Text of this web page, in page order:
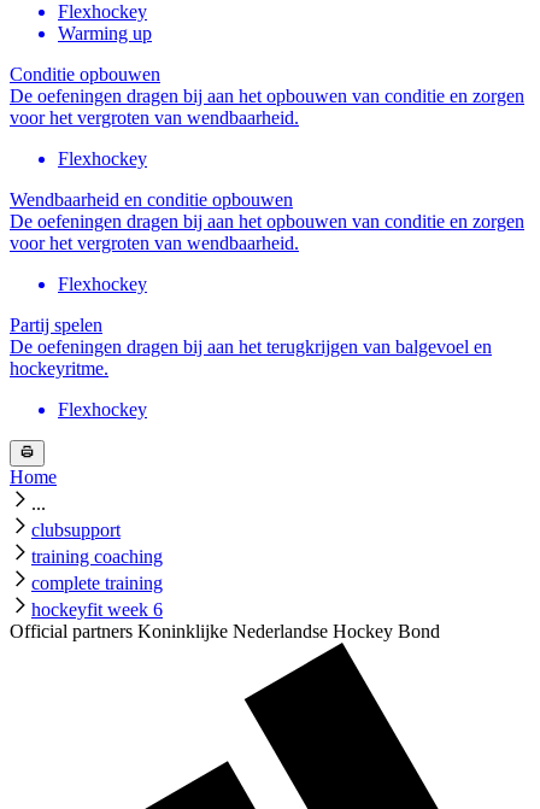
Flexhockey
Warming up
Conditie opbouwen
De oefeningen dragen bij aan het opbouwen van conditie en zorgen
voor het vergroten van wendbaarheid.
Flexhockey
Wendbaarheid en conditie opbouwen
De oefeningen dragen bij aan het opbouwen van conditie en zorgen
voor het vergroten van wendbaarheid.
Flexhockey
Partij spelen
De oefeningen dragen bij aan het terugkrijgen van balgevoel en
hockeyritme.
Flexhockey
Home
...
clubsupport
training coaching
complete training
hockeyfit week 6
Official partners Koninklijke Nederlandse Hockey Bond